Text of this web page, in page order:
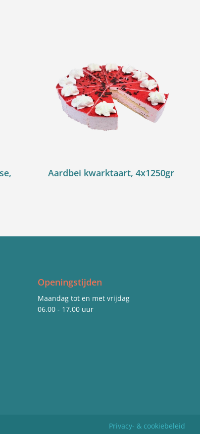
Aardbei kwarktaart, 4x1250gr
Openingstijden
Maandag tot en met vrijdag
06.00 - 17.00 uur
Privacy- & cookiebeleid